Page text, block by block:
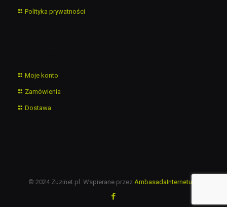
Polityka prywatności
Moje konto
Zamówienia
Dostawa
© 2024 Zuzinet.pl. Wspierane przez AmbasadaInternetu.pl